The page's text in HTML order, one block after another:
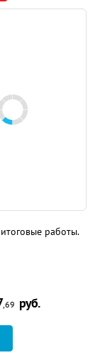
работы.
,69 руб.